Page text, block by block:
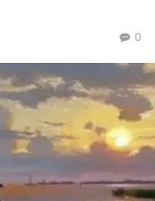
0